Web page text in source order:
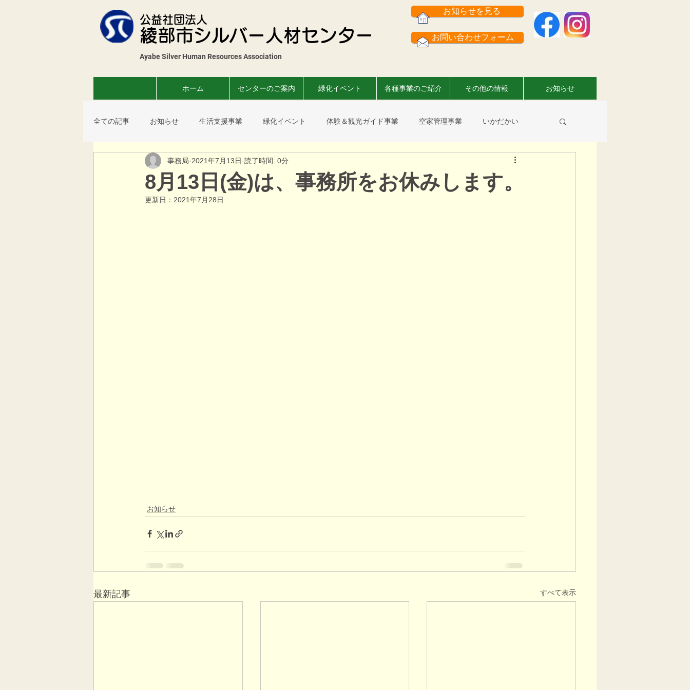
お知らせを見る
公益社団法人
綾部市シルバー人材センター お問い合わせフォーム
Ayabe Silver Human Resources Association​
ホーム センターのご案内 緑化イベント 各種事業のご紹介 その他の情報 お知らせ
全ての記事 お知らせ 生活支援事業 緑化イベント 体験＆観光ガイド事業 空家管理事業 いかだかい
薬草教室 コスモスまつり 菊花展 会員さんのお仕事情報
8月13日(金)は、事務所をお休みします。
事務局 2021年7月13日 読了時間: 0分
更新日： 2021年7月28日
お知らせ
最新記事 すべて表示